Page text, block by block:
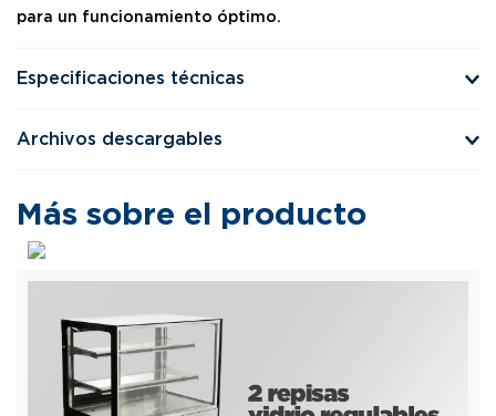
para un funcionamiento óptimo.
Especificaciones técnicas
Archivos descargables
Más sobre el producto